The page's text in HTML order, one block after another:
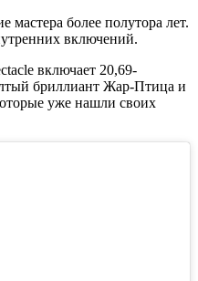
мастера более полутора лет.
включений.
включает 20,69-
бриллиант Жар-Птица и
уже нашли своих